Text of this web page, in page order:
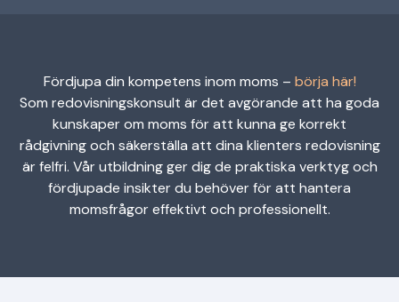
Fördjupa din kompetens inom moms – börja här!
Som redovisningskonsult är det avgörande att ha goda
kunskaper om moms för att kunna ge korrekt
rådgivning och säkerställa att dina klienters redovisning
är felfri. Vår utbildning ger dig de praktiska verktyg och
fördjupade insikter du behöver för att hantera
momsfrågor effektivt och professionellt.